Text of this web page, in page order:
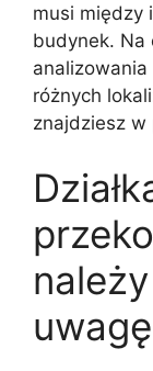
musi między
budynek. Na
różnych
znajdziesz w
uwagę